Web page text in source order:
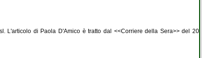
L'articolo di Paola D'Amico è tratto dal <<Corriere della Sera>> del 20